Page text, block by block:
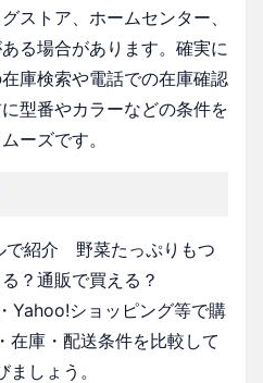
ストア、ホームセンター、
る場合があります。確実に
庫検索や電話での在庫確認
型番やカラーなどの条件を
ーズです。
で紹介 野菜たっぷりもつ
？通販で買える？
Yahoo!ショッピング等で購
在庫・配送条件を比較して
しょう。